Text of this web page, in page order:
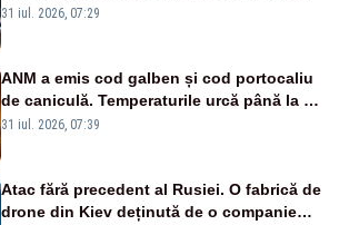
Legii salarizării
31 iul. 2026, 07:29
ANM a emis cod galben și cod portocaliu
de caniculă. Temperaturile urcă până la 38
de grade, iar nopțile devin tropicale
31 iul. 2026, 07:39
Atac fără precedent al Rusiei. O fabrică de
drone din Kiev deținută de o companie